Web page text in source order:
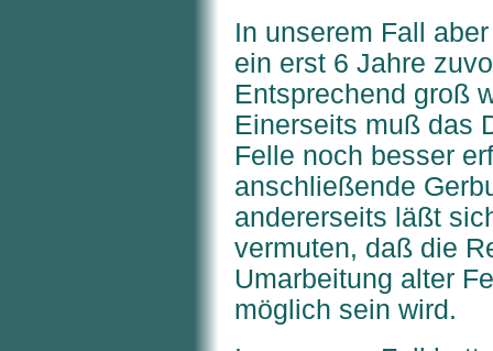
In unserem Fall
ein erst 6 Jahre
Entsprechend groß
Einerseits muß das
Felle noch besser
anschließende
andererseits läßt
vermuten, daß die
Umarbeitung alter
möglich sein wird.